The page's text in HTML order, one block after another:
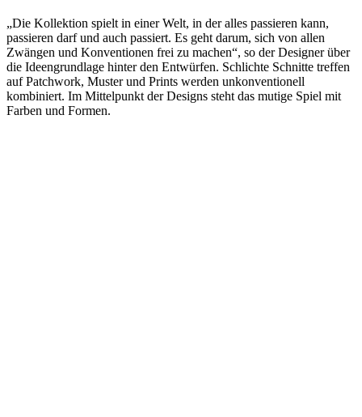
„Die Kollektion spielt in einer Welt, in der alles passieren kann,
passieren darf und auch passiert. Es geht darum, sich von allen
Zwängen und Konventionen frei zu machen“, so der Designer über
die Ideengrundlage hinter den Entwürfen. Schlichte Schnitte treffen
auf Patchwork, Muster und Prints werden unkonventionell
kombiniert. Im Mittelpunkt der Designs steht das mutige Spiel mit
Farben und Formen.